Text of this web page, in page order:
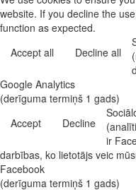
website. If you decline the
function as expected.
Accept all
Decline all
Google Analytics
(derīguma termiņš 1 gads)
Accept
Decline
ir
darbības, ko lietotājs veic
Facebook
(derīguma termiņš 1 gads)